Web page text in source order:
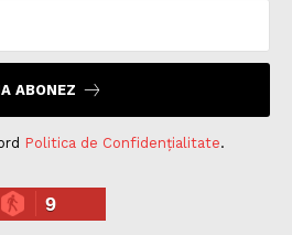
ABONEZ
Politica de Confidențialitate.
9